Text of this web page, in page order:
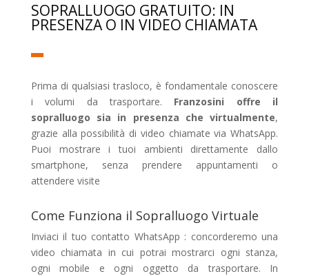
SOPRALLUOGO GRATUITO: IN
PRESENZA O IN VIDEO CHIAMATA
Prima di qualsiasi trasloco, è fondamentale conoscere
i volumi da trasportare. Franzosini offre il
sopralluogo sia in presenza che virtualmente,
grazie alla possibilità di video chiamate via WhatsApp.
Puoi mostrare i tuoi ambienti direttamente dallo
smartphone, senza prendere appuntamenti o
attendere visite
Come Funziona il Sopralluogo Virtuale
Inviaci il tuo contatto WhatsApp : concorderemo una
video chiamata in cui potrai mostrarci ogni stanza,
ogni mobile e ogni oggetto da trasportare. In